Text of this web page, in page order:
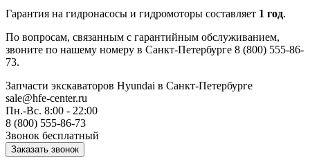
Гарантия на гидронасосы и гидромоторы составляет 1 год.
По вопросам, связанным с гарантийным обслуживанием,
звоните по нашему номеру в Санкт-Петербурге 8 (800) 555-86-
73.
Запчасти экскаваторов Hyundai в Санкт-Петербурге
sale@hfe-center.ru
Пн.-Вс. 8:00 - 22:00
8 (800) 555-86-73
Звонок бесплатный